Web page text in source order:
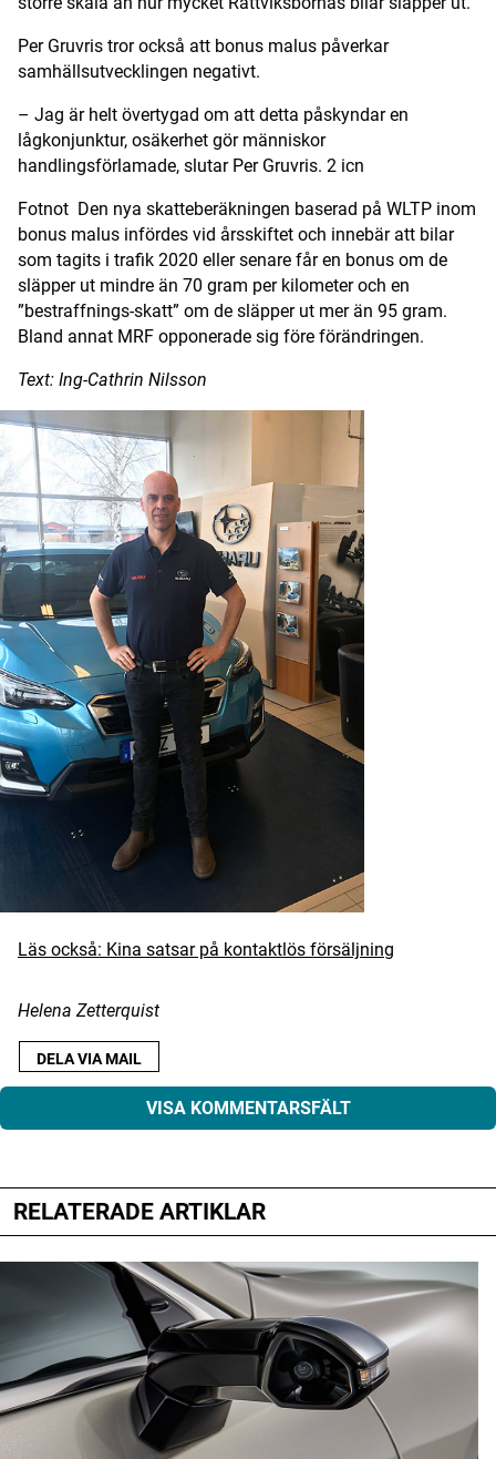
Per Gruvris tror också att bonus malus påverkar
samhällsutvecklingen negativt.
– Jag är helt övertygad om att detta påskyndar en
lågkonjunktur, osäkerhet gör människor
handlingsförlamade, slutar Per Gruvris. 2 icn
Fotnot Den nya skatteberäkningen baserad på WLTP inom
bonus malus infördes vid årsskiftet och innebär att bilar
som tagits i trafik 2020 eller senare får en bonus om de
släpper ut mindre än 70 gram per kilometer och en
”bestraffnings-skatt” om de släpper ut mer än 95 gram.
Bland annat MRF opponerade sig före förändringen.
Text: Ing-Cathrin Nilsson
Läs också: Kina satsar på kontaktlös försäljning
Helena Zetterquist
DELA VIA MAIL
VISA KOMMENTARSFÄLT
Din e-postadress kommer inte publiceras.
Obligatoriska fält är märkta*
Kommentar
RELATERADE ARTIKLAR